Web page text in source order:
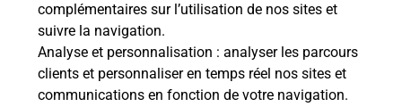
complémentaires sur l’utilisation de nos sites et
suivre la navigation.
Analyse et personnalisation : analyser les parcours
clients et personnaliser en temps réel nos sites et
communications en fonction de votre navigation.
Comment La Poste participe-t-elle
à votre sécurité au quotidien ?